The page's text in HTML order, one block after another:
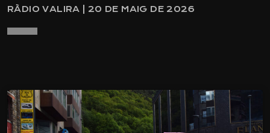
RÀDIO VALIRA | 20 DE MAIG DE 2026